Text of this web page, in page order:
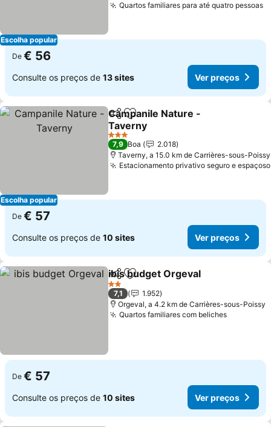
Escolha popular
Quartos familiares para até quatro pessoas
De € 56
Consulte os preços de 13 sites Ver preços
Escolha popular
PartilharAdicionar aos favoritos
Campanile Nature -
Taverny
3 Estrelas
7,9 Boa
2.018
Taverny, a 15.0 km de Carrières-sous-Poissy
Estacionamento privativo seguro e espaçoso
De € 57
Consulte os preços de 10 sites Ver preços
PartilharAdicionar aos favoritos
ibis budget Orgeval
2 Estrelas
7,1
1.952
Orgeval, a 4.2 km de Carrières-sous-Poissy
Quartos familiares com beliches
De € 57
Consulte os preços de 10 sites Ver preços